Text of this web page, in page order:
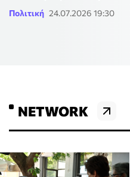
Πολιτική 24.07.2026 19:30
NETWORK